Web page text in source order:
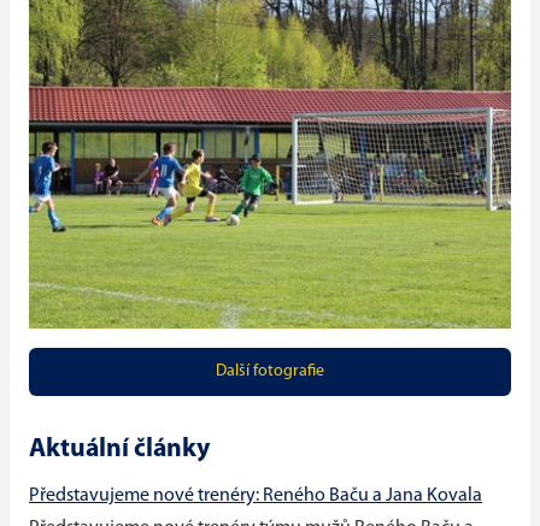
Další fotografie
Aktuální články
Představujeme nové trenéry: Reného Baču a Jana Kovala